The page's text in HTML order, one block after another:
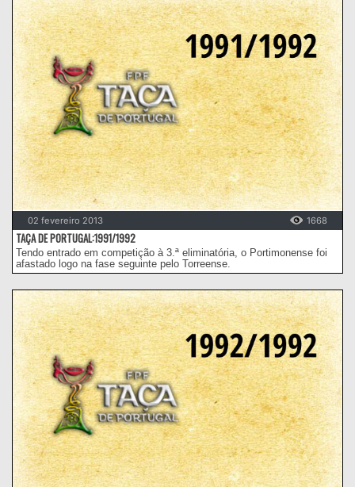
02 fevereiro 2013 1668
TAÇA DE PORTUGAL:1991/1992
Tendo entrado em competição à 3.ª eliminatória, o Portimonense foi